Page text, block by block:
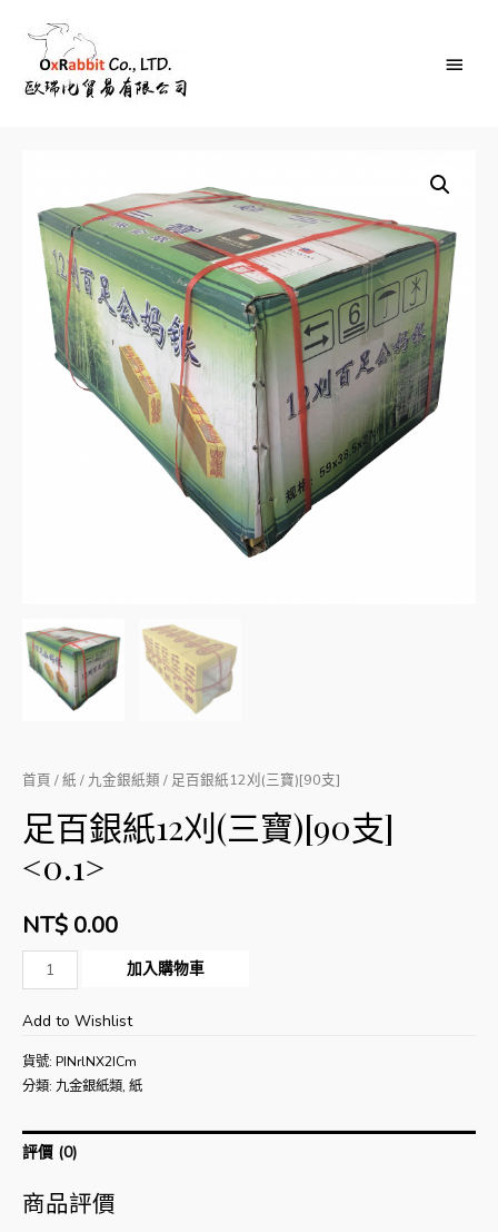
Main
首頁 /紙 / 九金銀紙類 / 足百銀紙12刈(三寶)[90支]
足百銀紙12刈(三寶)[90支]
<0.1>
NT$ 0.00
量
加入購物車
Add to Wishlist
貨號: PINrlNX2ICm
分類: 九金銀紙類, 紙
評價 (0)
商品評價